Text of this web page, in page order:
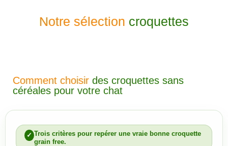
Notre sélection croquettes
Comment choisir des croquettes sans
céréales pour votre chat
Trois critères pour repérer une vraie bonne croquette
grain free.